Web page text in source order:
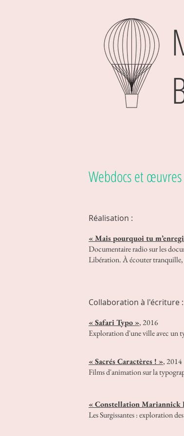
Webdocs et
Réalisation :
« Mais pourquoi tu
Documentaire radio sur les
Libération. À écouter tranquille,
Collaboration à l'écriture :
« Safari Typo », 2016
Exploration d'une ville avec un
« Sacrés Caractères ! », 2014
Films d'animation sur la
« Constellation Mariannick
Les Surgissantes : exploration